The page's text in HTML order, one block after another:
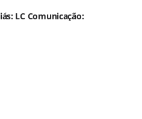
LC Comunicação: